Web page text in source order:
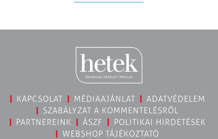
KAPCSOLAT MÉDIAAJÁNLAT
ADATVÉDELEM
SZABÁLYZAT A KOMMENTELÉSRŐL
PARTNEREINK
ÁSZF
POLITIKAI HIRDETÉSEK
WEBSHOP TÁJÉKOZTATÓ